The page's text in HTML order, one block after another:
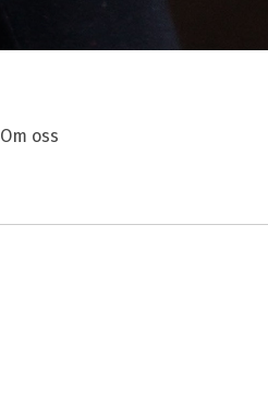
Om oss